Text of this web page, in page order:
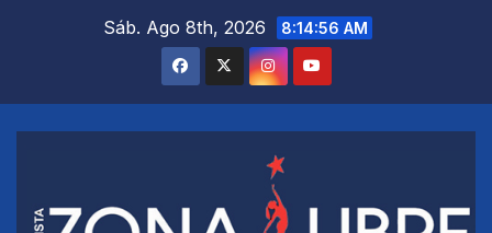
Sáb. Ago 8th, 2026 8:14:58 AM